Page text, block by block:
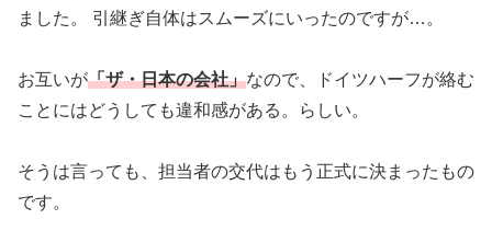
ました。 引継ぎ自体はスムーズにいったのですが…。
お互いが「ザ・日本の会社」なので、ドイツハーフが絡む
ことにはどうしても違和感がある。らしい。
そうは言っても、担当者の交代はもう正式に決まったもの
です。